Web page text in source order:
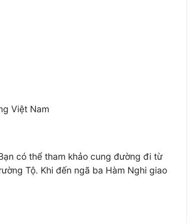
Việt Nam
có thể tham khảo cung đường đi từ
Tộ. Khi đến ngã ba Hàm Nghi giao